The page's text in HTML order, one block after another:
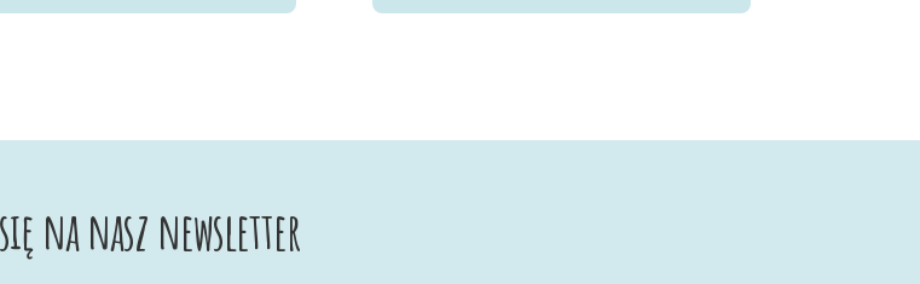
na nasz newsletter